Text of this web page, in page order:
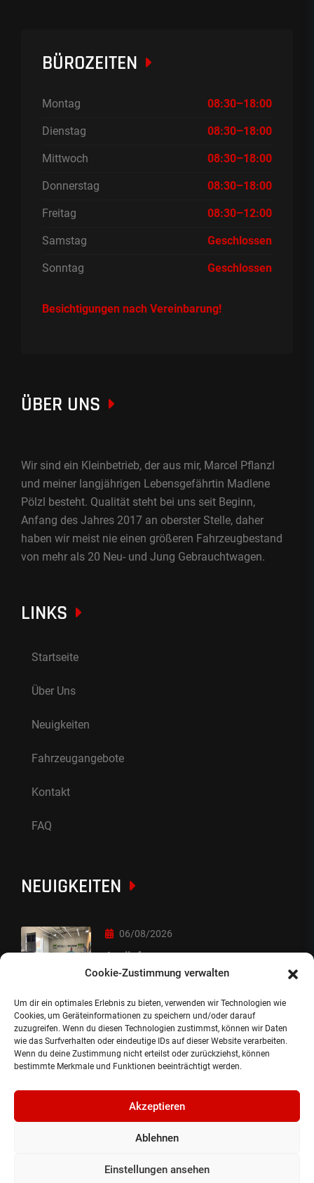
Cookie-Zustimmung verwalten
Um dir ein optimales Erlebnis zu bieten, verwenden wir Technologien wie
Cookies, um Geräteinformationen zu speichern und/oder darauf
zuzugreifen. Wenn du diesen Technologien zustimmst, können wir Daten
wie das Surfverhalten oder eindeutige IDs auf dieser Website verarbeiten.
Wenn du deine Zustimmung nicht erteilst oder zurückziehst, können
bestimmte Merkmale und Funktionen beeinträchtigt werden.
Akzeptieren
Ablehnen
Einstellungen ansehen
BÜROZEITEN
Montag 08:30–18:00
Dienstag 08:30–18:00
Mittwoch 08:30–18:00
Donnerstag 08:30–18:00
Freitag 08:30–12:00
Samstag Geschlossen
Sonntag Geschlossen
Besichtigungen nach Vereinbarung!
ÜBER UNS
Wir sind ein Kleinbetrieb, der aus mir, Marcel Pflanzl
und meiner langjährigen Lebensgefährtin Madlene
Pölzl besteht. Qualität steht bei uns seit Beginn,
Anfang des Jahres 2017 an oberster Stelle, daher
haben wir meist nie einen größeren Fahrzeugbestand
von mehr als 20 Neu- und Jung Gebrauchtwagen.
LINKS
Startseite
Über Uns
Neuigkeiten
Fahrzeugangebote
Kontakt
FAQ
NEUIGKEITEN
06/08/2026
Auslieferung
05/08/2026
Auslieferung :-)
©2024, Gepflanzt Jung- und SportwagenhandelsgmbH.
Alle Rechte vorbehalten |